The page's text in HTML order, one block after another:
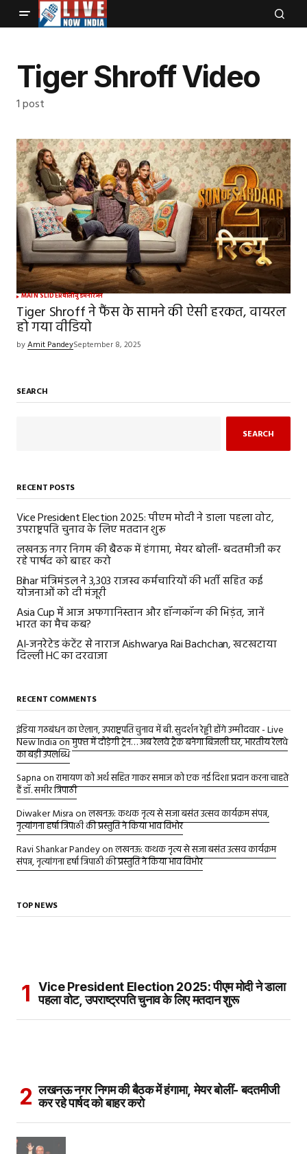
Tiger Shroff Video
1 post
MAIN SLIDERबॉलीवुडमनोरंजन
Tiger Shroff ने फैंस के सामने की ऐसी हरकत, वायरल
हो गया वीडियो
byAmit PandeySeptember 8, 2025
SEARCH
SEARCH
RECENT POSTS
Vice President Election 2025: पीएम मोदी ने डाला पहला वोट,
उपराष्ट्रपति चुनाव के लिए मतदान शुरू
लखनऊ नगर निगम की बैठक में हंगामा, मेयर बोलीं- बदतमीजी कर
रहे पार्षद को बाहर करो
Bihar मंत्रिमंडल ने 3,303 राजस्व कर्मचारियों की भर्ती सहित कई
योजनाओं को दी मंजूरी
Asia Cup में आज अफगानिस्तान और हॉन्गकॉन्ग की भिड़ंत, जानें
भारत का मैच कब?
AI-जनरेटेड कंटेंट से नाराज Aishwarya Rai Bachchan, खटखटाया
दिल्ली HC का दरवाजा
RECENT COMMENTS
इंडिया गठबंधन का ऐलान, उपराष्ट्रपति चुनाव में बी. सुदर्शन रेड्डी होंगे उम्मीदवार - Live
New Indiaonमुफ्त में दौड़ेगी ट्रेन… अब रेलवे ट्रैक बनेगा बिजली घर, भारतीय रेलवे
का बड़ी उपलब्धि
Sapnaonरामायण को अर्थ सहित गाकर समाज को एक नई दिशा प्रदान करना चाहते
हैं डॉ. समीर त्रिपाठी
Diwaker Misraonलखनऊ: कथक नृत्य से सजा बसंत उत्सव कार्यक्रम संपन्न,
नृत्यांगना हर्षा त्रिपाठी की प्रस्तुति ने किया भाव विभोर
Ravi Shankar Pandeyonलखनऊ: कथक नृत्य से सजा बसंत उत्सव कार्यक्रम
संपन्न, नृत्यांगना हर्षा त्रिपाठी की प्रस्तुति ने किया भाव विभोर
TOP NEWS
Vice President Election 2025: पीएम मोदी ने डाला
पहला वोट, उपराष्ट्रपति चुनाव के लिए मतदान शुरू
लखनऊ नगर निगम की बैठक में हंगामा, मेयर बोलीं- बदतमीजी
कर रहे पार्षद को बाहर करो